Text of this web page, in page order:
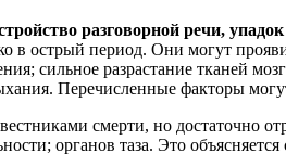
разговорной речи,
в острый период. Они могут
сильное разрастание тканей
Перечисленные факторы
смерти, но достаточно
органов таза. Это